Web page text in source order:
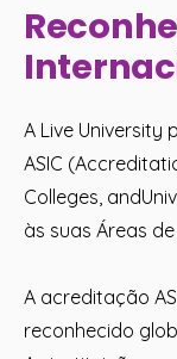
A Live University
ASIC
Colleges,
às suas Áreas
A acreditação
reconhecido